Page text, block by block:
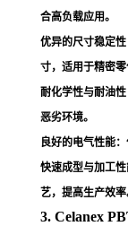
合高负载应用。
优异的尺寸稳定性
寸，适用于精密
耐化学性与耐油性
恶劣环境。
良好的电气性能
快速成型与加工
艺，提高生产效率
3. Celanex